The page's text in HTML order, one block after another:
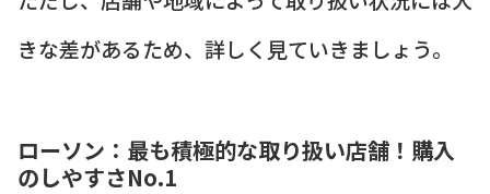
きな差があるため、詳しく見ていきましょう。
ローソン：最も積極的な取り扱い店舗！購入
のしやすさNo.1